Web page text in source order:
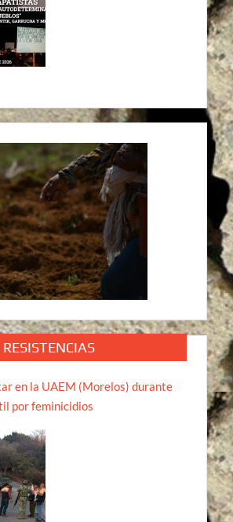
RESISTENCIAS
en la UAEM (Morelos) durante
por feminicidios